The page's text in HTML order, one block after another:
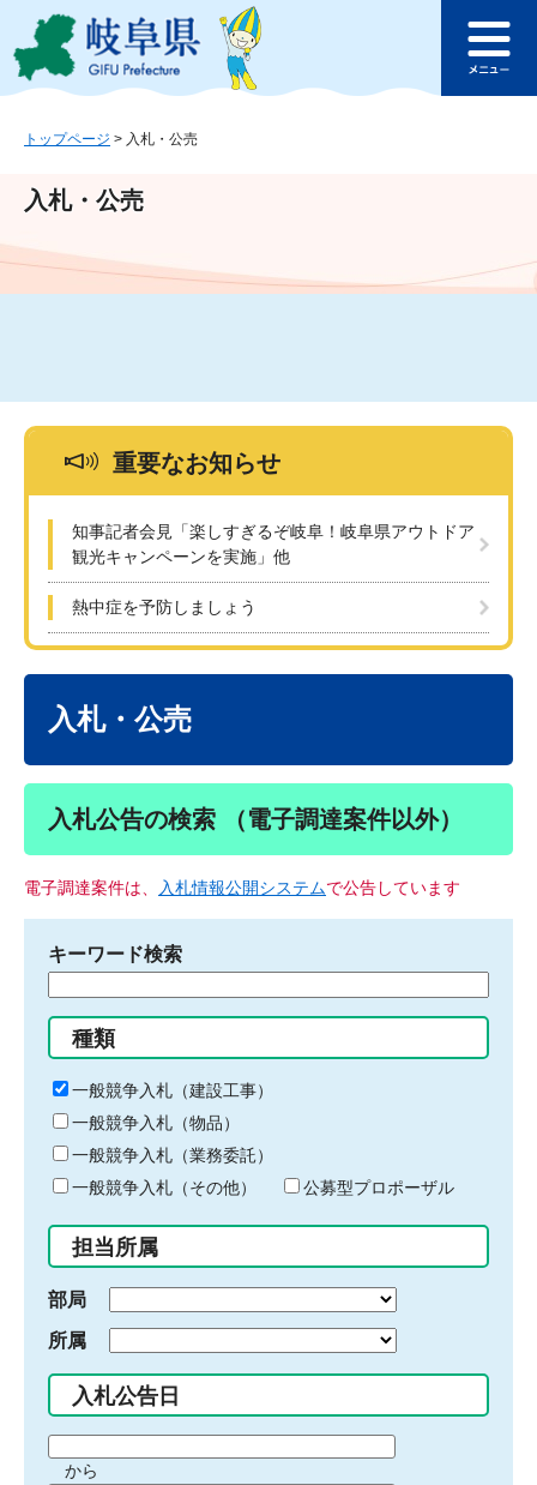
ジ
ュ
文
このページの本文へ
ュ
トップページ > 入札・公売
入札・公売
重要なお知らせ
知事記者会見「楽しすぎるぞ岐阜！岐阜県アウトドア
観光キャンペーンを実施」他
熱中症を予防しましょう
入札・公売
入札公告の検索 （電子調達案件以外）
電子調達案件は、 入札情報公開システムで公告しています
キーワード検索
る
キ
ー
ワ
ー
ド
入
力
種類
一般競争入札（建設工事）
一般競争入札（物品）
一般競争入札（業務委託）
一般競争入札（その他）
公募型プロポーザル
担当所属
部局
所属
入札公告日
間から